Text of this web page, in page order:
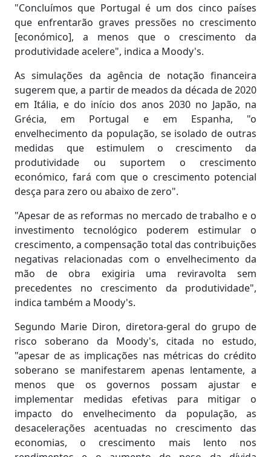
"Concluímos que Portugal é um dos cinco países
que enfrentarão graves pressões no crescimento
[económico], a menos que o crescimento da
produtividade acelere", indica a Moody's.
As simulações da agência de notação financeira
sugerem que, a partir de meados da década de 2020
em Itália, e do início dos anos 2030 no Japão, na
Grécia, em Portugal e em Espanha, "o
envelhecimento da população, se isolado de outras
medidas que estimulem o crescimento da
produtividade ou suportem o crescimento
económico, fará com que o crescimento potencial
desça para zero ou abaixo de zero".
"Apesar de as reformas no mercado de trabalho e o
investimento tecnológico poderem estimular o
crescimento, a compensação total das contribuições
negativas relacionadas com o envelhecimento da
mão de obra exigiria uma reviravolta sem
precedentes no crescimento da produtividade",
indica também a Moody's.
Segundo Marie Diron, diretora-geral do grupo de
risco soberano da Moody's, citada no estudo,
"apesar de as implicações nas métricas do crédito
soberano se manifestarem apenas lentamente, a
menos que os governos possam ajustar e
implementar medidas efetivas para mitigar o
impacto do envelhecimento da população, as
desacelerações acentuadas no crescimento das
economias, o crescimento mais lento nos